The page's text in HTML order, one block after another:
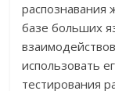
распознавания
базе больших
использовать
тестирования